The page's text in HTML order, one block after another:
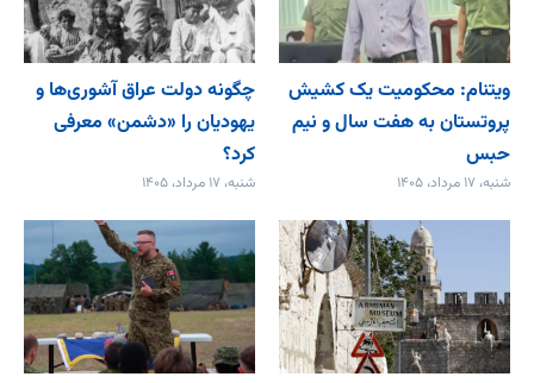
ویتنام: محکومیت یک کشیش
پروتستان به هفت سال و نیم
حبس
شنبه، ۱۷ مرداد، ۱۴۰۵
چگونه دولت عراق آشوری‌ها و
یهودیان را «دشمن» معرفی
کرد؟
شنبه، ۱۷ مرداد، ۱۴۰۵